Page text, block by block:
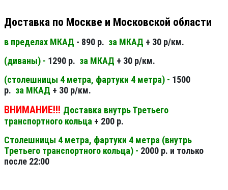
Доставка по Москве и Московской области
в пределах МКАД - 890 р. за МКАД + 30 р/км.
(диваны) - 1290 р. за МКАД + 30 р/км.
(столешницы 4 метра, фартуки 4 метра) - 1500
р. за МКАД + 30 р/км.
ВНИМАНИЕ!!! Доставка внутрь Третьего
транспортного кольца + 200 р.
Столешницы 4 метра, фартуки 4 метра (внутрь
Третьего транспортного кольца) - 2000 р. и только
после 22:00